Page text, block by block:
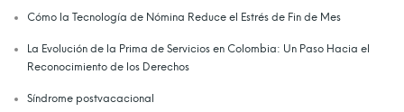
Cómo la Tecnología de Nómina Reduce el Estrés de Fin de Mes
La Evolución de la Prima de Servicios en Colombia: Un Paso Hacia el
Reconocimiento de los Derechos
Síndrome postvacacional